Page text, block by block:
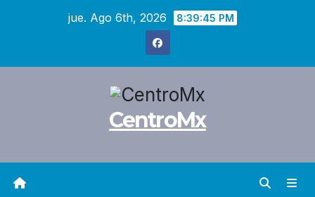
jue. Ago 6th, 2026 8:39:46 PM
CentroMx